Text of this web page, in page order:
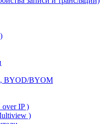
BYOD/BYOM
over IP )
)